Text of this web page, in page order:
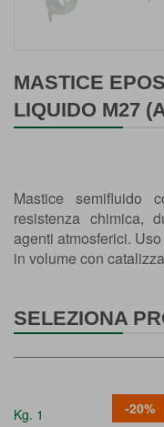
MASTICE
LIQUIDO M27
all'inizio
galleria
Mastice semifluido
resistenza chimica,
agenti atmosferici.
in volume con
SELEZIONA
Kg. 1 -20%